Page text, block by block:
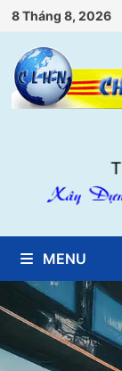
Skip
to
content
8 Tháng 8, 2026
MENU